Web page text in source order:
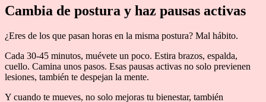
Cambia de postura y haz pausas activas
¿Eres de los que pasan horas en la misma postura? Mal hábito.
Cada 30-45 minutos, muévete un poco. Estira brazos, espalda,
cuello. Camina unos pasos. Esas pausas activas no solo previenen
lesiones, también te despejan la mente.
Y cuando te mueves, no solo mejoras tu bienestar, también